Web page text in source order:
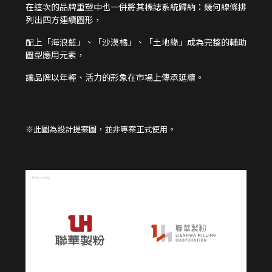
在這次的品牌重塑中也一併將其標誌系統歸納：幾何線條排
列出四方連續圖形，
配上「海浪藍」、「沙漠橘」、「土地綠」成為完整的輔助
圖型應用元素，
讓品牌以年輕、活力的形象在市場上傳承延續。
※此圖為設計提案圖，並非專案正式使用。